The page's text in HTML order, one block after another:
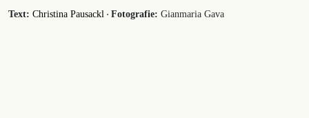
Text: Christina Pausackl · Fotografie: Gianmaria Gava